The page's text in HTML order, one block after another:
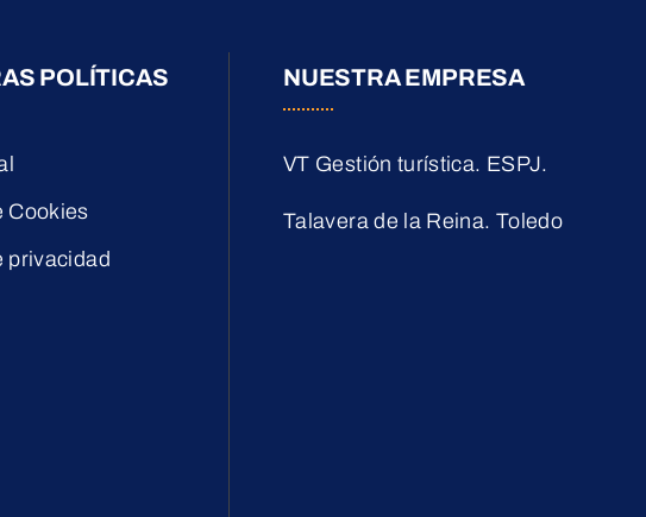
POLÍTICAS
Cookies
privacidad
NUESTRA EMPRESA
VT Gestión turística. ESPJ.
Talavera de la Reina. Toledo